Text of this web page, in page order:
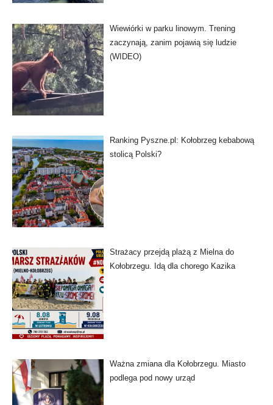
Wiewiórki w parku linowym. Trening
zaczynają, zanim pojawią się ludzie
(WIDEO)
Ranking Pyszne.pl: Kołobrzeg kebabową
stolicą Polski?
Strażacy przejdą plażą z Mielna do
Kołobrzegu. Idą dla chorego Kazika
Ważna zmiana dla Kołobrzegu. Miasto
podlega pod nowy urząd